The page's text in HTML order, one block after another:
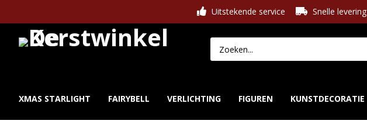
Uitstekende service Snelle levering
XMAS STARLIGHT FAIRYBELL VERLICHTING FIGUREN KUNSTDECORATIE